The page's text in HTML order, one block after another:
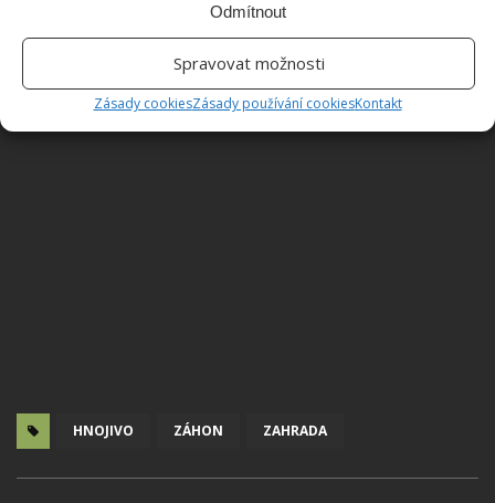
Odmítnout
Spravovat možnosti
Zásady cookiesZásady používání cookiesKontakt
HNOJIVO ZÁHON ZAHRADA